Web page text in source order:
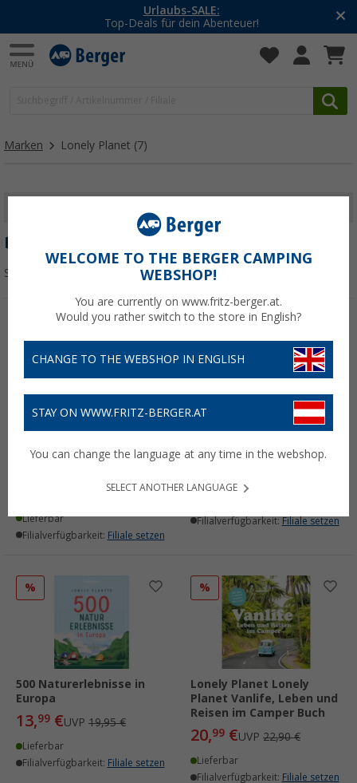
Urlaubs-SALE:
Top-Deals für dein Abenteuer!
Marken Lonely Planet (7)
LONELY PLANET
Sortieren:
50 spannendsten Touren
29,90 €
Lieferbar
Filialverfügbarkeit: Filiale setzen
Lonely Planet Legendäre
Buch
Filialverfügbarkeit: Filiale setzen
%
500 Naturerlebnisse in
Europa
13,99 €UVP 19,95 €
Lieferbar
Filialverfügbarkeit: Filiale setzen
%
Lonely Planet Lonely
Planet Vanlife, Leben und
Reisen im Camper Buch
20,99 €UVP 22,90 €
Lieferbar
Filialverfügbarkeit: Filiale setzen
WELCOME TO THE BERGER CAMPING
WEBSHOP!
You are currently on www.fritz-berger.at.
Would you rather switch to the store in English?
CHANGE TO THE WEBSHOP IN ENGLISH
STAY ON WWW.FRITZ-BERGER.AT
You can change the language at any time in the webshop.
SELECT ANOTHER LANGUAGE